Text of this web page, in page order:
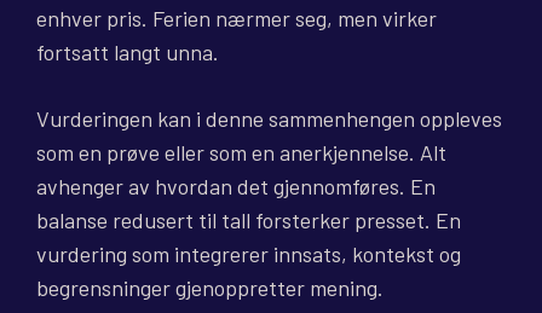
enhver pris. Ferien nærmer seg, men virker
fortsatt langt unna.
Vurderingen kan i denne sammenhengen oppleves
som en prøve eller som en anerkjennelse. Alt
avhenger av hvordan det gjennomføres. En
balanse redusert til tall forsterker presset. En
vurdering som integrerer innsats, kontekst og
begrensninger gjenoppretter mening.